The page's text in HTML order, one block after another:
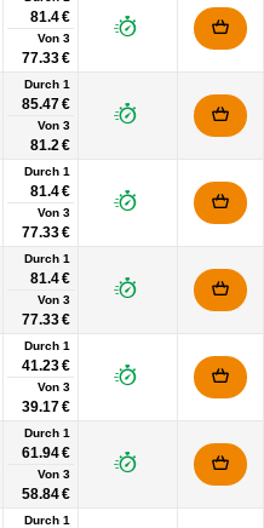
81.4 €
Von 3
77.33 €
Durch 1
85.47 €
Von 3
81.2 €
Durch 1
81.4 €
Von 3
77.33 €
Durch 1
81.4 €
Von 3
77.33 €
Durch 1
41.23 €
Von 3
39.17 €
Durch 1
61.94 €
Von 3
58.84 €
Durch 1